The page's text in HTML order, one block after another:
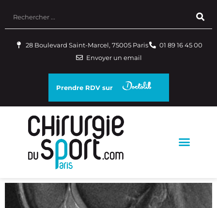
28 Boulevard Saint-Marcel, 75005 Paris
01 89 16 45 00
Envoyer un email
Prendre RDV sur